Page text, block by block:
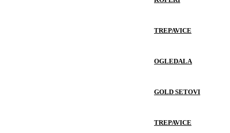
TREPAVICE
OGLEDALA
GOLD SETOVI
TREPAVICE